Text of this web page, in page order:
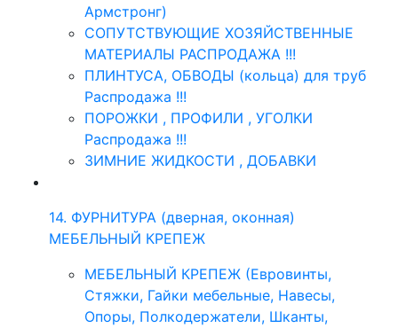
Армстронг)
СОПУТСТВУЮЩИЕ ХОЗЯЙСТВЕННЫЕ
МАТЕРИАЛЫ РАСПРОДАЖА !!!
ПЛИНТУСА, ОБВОДЫ (кольца) для труб
Распродажа !!!
ПОРОЖКИ , ПРОФИЛИ , УГОЛКИ
Распродажа !!!
ЗИМНИЕ ЖИДКОСТИ , ДОБАВКИ
14. ФУРНИТУРА (дверная, оконная)
МЕБЕЛЬНЫЙ КРЕПЕЖ
МЕБЕЛЬНЫЙ КРЕПЕЖ (Евровинты,
Стяжки, Гайки мебельные, Навесы,
Опоры, Полкодержатели, Шканты,